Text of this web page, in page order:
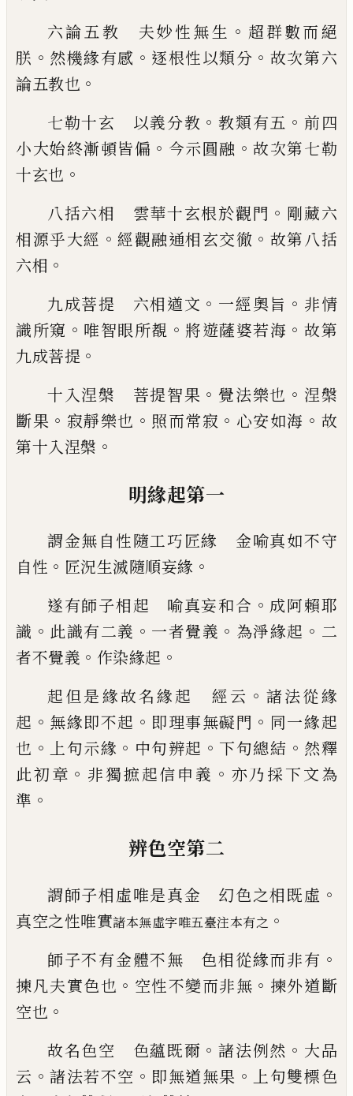
六論五教 夫妙性無生 。 超群數而絕
朕 。 然機緣有感 。 逐根性以類分 。 故次第六
論五教也 。
七勒十玄 以義分教 。教類有五 。 前四
小大始終漸頓皆偏 。 今示圓融 。故次第七勒
十玄也 。
八括六相 雲華十玄根於觀門 。 剛藏六
相源乎大經 。 經觀融通相玄交徹 。 故第八括
六相 。
九成菩提 六相遒文 。 一經奧旨 。 非情
識所窺 。 唯智眼所覩 。 將遊薩婆若海 。 故第
九成菩提 。
十入涅槃 菩提智果 。 覺法樂也 。 涅槃
斷果 。 寂靜樂也 。 照而常寂 。 心安如海 。 故
第十入涅槃 。
明緣起第一
謂金無自性隨工巧匠緣 金喻真如不守
自性 。 匠況生滅隨順妄緣 。
遂有師子相起 喻真妄和合 。 成阿賴耶
識 。 此識有二義 。 一者覺義 。 為淨緣起 。 二
者不覺義 。 作染緣起 。
起但是緣故名緣起 經云 。諸法從緣
起 。 無緣即不起 。 即理事無礙門 。 同一緣起
也 。 上句示緣 。 中句辨起 。 下句總結 。 然釋
此初章 。 非獨摭起信申義 。 亦乃採下文為
準 。
辨色空第二
謂師子相虛唯是真金 幻色之相既虛 。
真空之性唯實諸本無虛字唯五臺注本有之 。
師子不有金體不無 色相從緣而非有 。
揀凡夫實色也 。 空性不變而非無 。 揀外道斷
空也 。
故名色空 色蘊既爾 。諸法例然 。 大品
云 。諸法若不空 。 即無道無果 。
上句雙標色